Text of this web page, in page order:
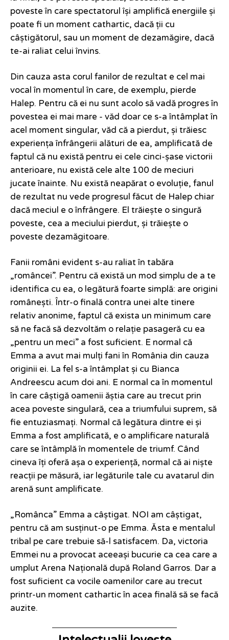
poveste în care spectatorul își amplifică energiile și
poate fi un moment cathartic, dacă ții cu
câștigătorul, sau un moment de dezamăgire, dacă
te-ai raliat celui învins.
Din cauza asta corul fanilor de rezultat e cel mai
vocal în momentul în care, de exemplu, pierde
Halep. Pentru că ei nu sunt acolo să vadă progres în
povestea ei mai mare - văd doar ce s-a întâmplat în
acel moment singular, văd că a pierdut, și trăiesc
experiența înfrângerii alături de ea, amplificată de
faptul că nu există pentru ei cele cinci-șase victorii
anterioare, nu există cele alte 100 de meciuri
jucate înainte. Nu există neapărat o evoluție, fanul
de rezultat nu vede progresul făcut de Halep chiar
dacă meciul e o înfrângere. El trăiește o singură
poveste, cea a meciului pierdut, și trăiește o
poveste dezamăgitoare.
Fanii români evident s-au raliat în tabăra
„româncei”. Pentru că există un mod simplu de a te
identifica cu ea, o legătură foarte simplă: are origini
românești. Într-o finală contra unei alte tinere
relativ anonime, faptul că exista un minimum care
să ne facă să dezvoltăm o relație pasageră cu ea
„pentru un meci” a fost suficient. E normal că
Emma a avut mai mulți fani în România din cauza
originii ei. La fel s-a întâmplat și cu Bianca
Andreescu acum doi ani. E normal ca în momentul
în care câștigă oamenii ăștia care au trecut prin
acea poveste singulară, cea a triumfului suprem, să
fie entuziasmați. Normal că legătura dintre ei și
Emma a fost amplificată, e o amplificare naturală
care se întâmplă în momentele de triumf. Când
cineva îți oferă așa o experiență, normal că ai niște
reacții pe măsură, iar legăturile tale cu avatarul din
arenă sunt amplificate.
„Românca” Emma a câștigat. NOI am câștigat,
pentru că am susținut-o pe Emma. Ăsta e mentalul
tribal pe care trebuie să-l satisfacem. Da, victoria
Emmei nu a provocat aceeași bucurie ca cea care a
umplut Arena Națională după Roland Garros. Dar a
fost suficient ca vocile oamenilor care au trecut
printr-un moment cathartic în acea finală să se facă
auzite.